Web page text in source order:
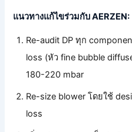
แนวทางแก้ไขร่วมกับ AERZEN:
Re-audit DP ทุก
loss (หัว fine bubble
180-220 mbar
Re-size blower โดยใช้
loss